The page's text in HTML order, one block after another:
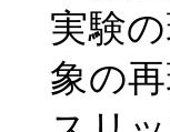
実験
象の